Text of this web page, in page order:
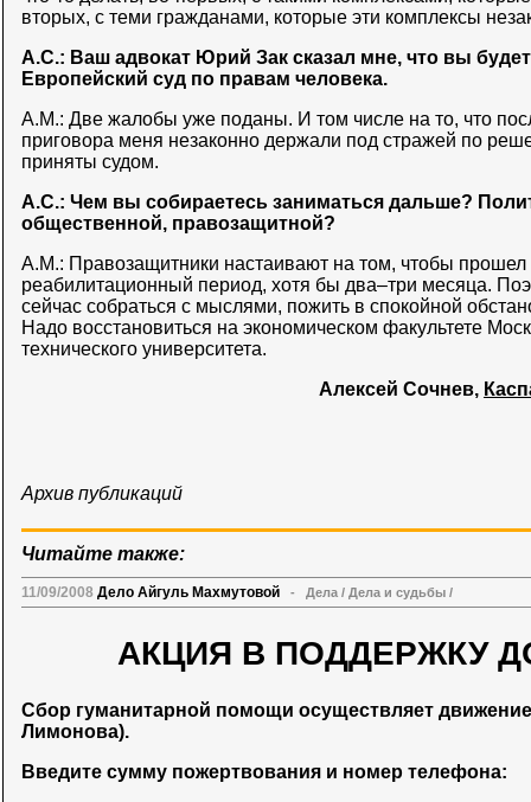
вторых, с теми гражданами, которые эти комплексы
А.С.: Ваш адвокат Юрий Зак сказал мне, что вы
Европейский суд по правам человека.
А.М.: Две жалобы уже поданы. И том числе на то, что
приговора меня незаконно держали под стражей по
приняты судом.
А.С.: Чем вы собираетесь заниматься дальше?
общественной, правозащитной?
А.М.: Правозащитники настаивают на том, чтобы
реабилитационный период, хотя бы два–три месяца.
сейчас собраться с мыслями, пожить в спокойной
Надо восстановиться на экономическом факультете
технического университета.
Алексей Сочнев,
Архив публикаций
Читайте также:
11/09/2008 Дело Айгуль Махмутовой - Дела / Дела и судьбы /
АКЦИЯ В ПОДДЕРЖКУ
Сбор гуманитарной помощи осуществляет
Лимонова).
Введите сумму пожертвования и номер телефона: